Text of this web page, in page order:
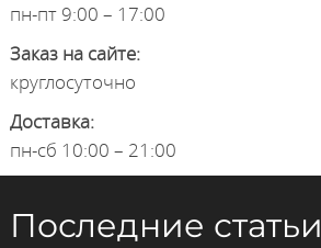
пн-пт 9:00 – 17:00
Заказ на сайте:
круглосуточно
Доставка:
пн-сб 10:00 – 21:00
Последние статьи